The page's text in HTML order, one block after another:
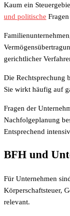
Kaum ein
und politische
gerichtlicher
Die Rechtsprechung
Sie wirkt häufig auf
Fragen der
Nachfolgeplanung
Entsprechend
BFH und
Für Unternehmen
Körperschaftsteuer,
relevant.